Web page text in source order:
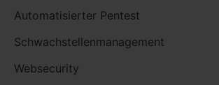
Automatisierter Pentest
Schwachstellenmanagement
Websecurity